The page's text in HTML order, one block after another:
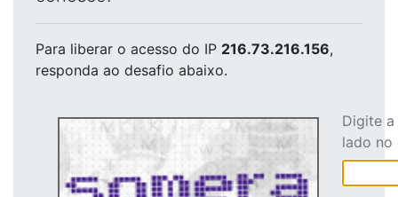
Para liberar o acesso do IP 216.73.216.156,
responda ao desafio abaixo.
Digite
lado no